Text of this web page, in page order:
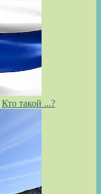
Кто такой ...?